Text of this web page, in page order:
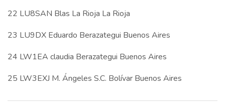
22 LU8SAN Blas La Rioja La Rioja
23 LU9DX Eduardo Berazategui Buenos Aires
24 LW1EA claudia Berazategui Buenos Aires
25 LW3EXJ M. Ángeles S.C. Bolívar Buenos Aires